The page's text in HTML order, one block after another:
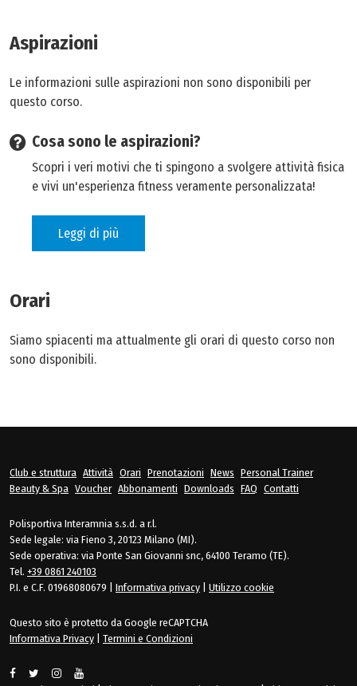
Aspirazioni
Le informazioni sulle aspirazioni non sono disponibili per
questo corso.
Cosa sono le aspirazioni?
Scopri i veri motivi che ti spingono a svolgere attività fisica
e vivi un'esperienza fitness veramente personalizzata!
Leggi di più
Orari
Siamo spiacenti ma attualmente gli orari di questo corso non
sono disponibili.
Club e struttura Attività Orari Prenotazioni News Personal Trainer
Beauty & Spa Voucher Abbonamenti Downloads FAQ Contatti
Polisportiva Interamnia s.s.d. a r.l.
Sede legale: via Fieno 3, 20123 Milano (MI).
Sede operativa: via Ponte San Giovanni snc, 64100 Teramo (TE).
Tel. +39 0861 240103
P.I. e C.F. 01968080679
Informativa privacy Utilizzo cookie
Questo sito è protetto da Google reCAPTCHA
Informativa Privacy
Termini e Condizioni